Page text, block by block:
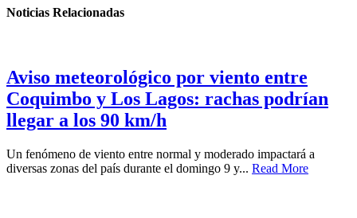
Noticias Relacionadas
Aviso meteorológico por viento entre
Coquimbo y Los Lagos: rachas podrían
llegar a los 90 km/h
Un fenómeno de viento entre normal y moderado impactará a
diversas zonas del país durante el domingo 9 y... Read More